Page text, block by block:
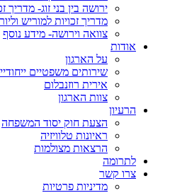
ירושה בין בני זוג- מדריך
מדריך זכויות למוריש
צוואה וירושה- מידע נוסף
אודות
על הארגון
שירותים משפטיים
אירית רוזנבלום
צוות הארגון
הרעיון
הצעת חוק יסוד המשפחה
ראיונות טלוויזיה
הרצאות מצולמות
לתרומה
צרו קשר
מדיניות פרטיות